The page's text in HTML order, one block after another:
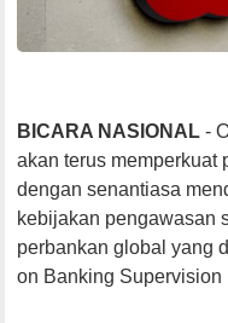
BICARA NASIONAL-
akan terus memperkuat
dengan senantiasa
kebijakan pengawasan
perbankan global yang
on Banking Supervision